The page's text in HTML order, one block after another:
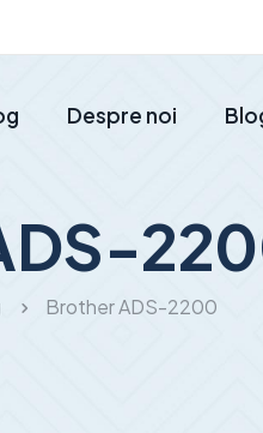
Despre noi
Brother ADS-2200